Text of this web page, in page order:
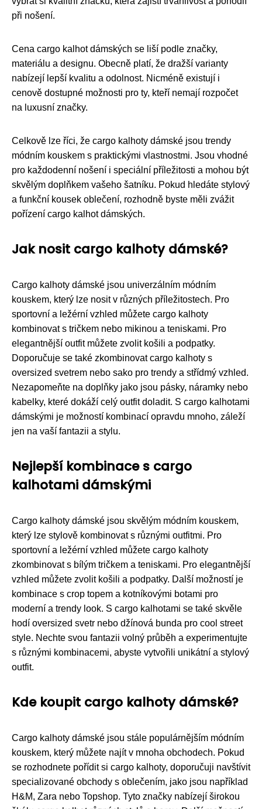
při nošení.
Cena cargo kalhot dámských se liší podle značky,
materiálu a designu. Obecně platí, že dražší varianty
nabízejí lepší kvalitu a odolnost. Nicméně existují i
cenově dostupné možnosti pro ty, kteří nemají rozpočet
na luxusní značky.
Celkově lze říci, že cargo kalhoty dámské jsou trendy
módním kouskem s praktickými vlastnostmi. Jsou vhodné
pro každodenní nošení i speciální příležitosti a mohou být
skvělým doplňkem vašeho šatníku. Pokud hledáte stylový
a funkční kousek oblečení, rozhodně byste měli zvážit
pořízení cargo kalhot dámských.
Jak nosit cargo kalhoty dámské?
Cargo kalhoty dámské jsou univerzálním módním
kouskem, který lze nosit v různých příležitostech. Pro
sportovní a ležérní vzhled můžete cargo kalhoty
kombinovat s tričkem nebo mikinou a teniskami. Pro
elegantnější outfit můžete zvolit košili a podpatky.
Doporučuje se také zkombinovat cargo kalhoty s
oversized svetrem nebo sako pro trendy a střídmý vzhled.
Nezapomeňte na doplňky jako jsou pásky, náramky nebo
kabelky, které dokáží celý outfit doladit. S cargo kalhotami
dámskými je možností kombinací opravdu mnoho, záleží
jen na vaší fantazii a stylu.
Nejlepší kombinace s cargo
kalhotami dámskými
Cargo kalhoty dámské jsou skvělým módním kouskem,
který lze stylově kombinovat s různými outfitmi. Pro
sportovní a ležérní vzhled můžete cargo kalhoty
zkombinovat s bílým tričkem a teniskami. Pro elegantnější
vzhled můžete zvolit košili a podpatky. Další možností je
kombinace s crop topem a kotníkovými botami pro
moderní a trendy look. S cargo kalhotami se také skvěle
hodí oversized svetr nebo džínová bunda pro cool street
style. Nechte svou fantazii volný průběh a experimentujte
s různými kombinacemi, abyste vytvořili unikátní a stylový
outfit.
Kde koupit cargo kalhoty dámské?
Cargo kalhoty dámské jsou stále populárnějším módním
kouskem, který můžete najít v mnoha obchodech. Pokud
se rozhodnete pořídit si cargo kalhoty, doporučuji navštívit
specializované obchody s oblečením, jako jsou například
H&M, Zara nebo Topshop. Tyto značky nabízejí širokou